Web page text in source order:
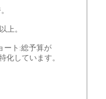
上。
ート:総予算が
化しています。